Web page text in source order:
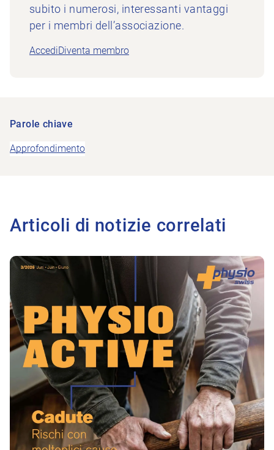
subito i numerosi, interessanti vantaggi
per i membri dell’associazione.
AccediDiventa membro
Parole chiave
Approfondimento
Articoli di notizie correlati
All'articolo Prevenire le cadute